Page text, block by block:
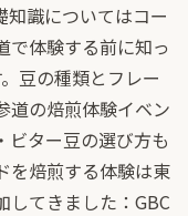
知識についてはコー
で体験する前に知っ
豆の種類とフレー
道の焙煎体験イベン
ビター豆の選び方も
を焙煎する体験は東
してきました：GBC